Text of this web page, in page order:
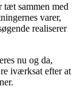
tæt sammen med
varer,
realiserer
nu og da,
iværksat efter at